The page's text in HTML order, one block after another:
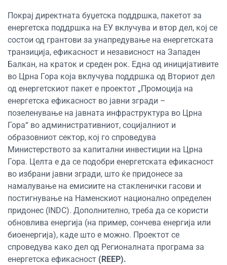
Покрај директната буџетска поддршка, пакетот за
енергетска поддршка на ЕУ вклучува и втор дел, кој се
состои од грантови за унапредување на енергетската
транзиција, ефикасност и независност на Западен
Балкан, на краток и среден рок. Една од иницијативите
во Црна Гора која вклучува поддршка од Вториот дел
од енергетскиот пакет е проектот „Промоција на
енергетска ефикасност во јавни згради –
позеленување на јавната инфраструктура во Црна
Гора“ во административниот, социјалниот и
образовниот сектор, кој го спроведува
Министерството за капитални инвестиции на Црна
Гора. Целта е да се подобри енергетската ефикасност
во избрани јавни згради, што ќе придонесе за
намалување на емисиите на стакленички гасови и
постигнување на Наменскиот национално определен
придонес (INDC). Дополнително, треба да се користи
обновлива енергија (на пример, сончева енергија или
биоенергија), каде што е можно. Проектот се
спроведува како дел од Регионалната програма за
енергетска ефикасност (REEP).